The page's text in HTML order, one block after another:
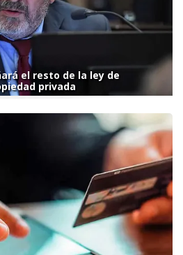
el resto de la ley de
privada